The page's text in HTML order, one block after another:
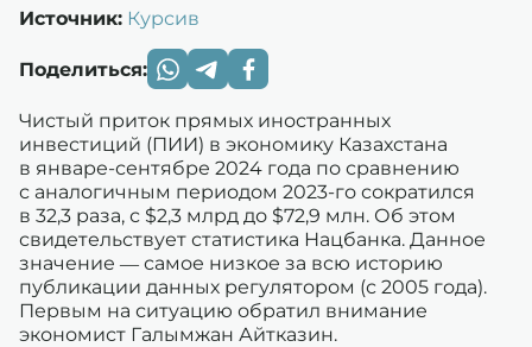
Источник: Курсив
Поделиться:
Чистый приток прямых иностранных
инвестиций (ПИИ) в экономику Казахстана
в январе-сентябре 2024 года по сравнению
с аналогичным периодом 2023-го сократился
в 32,3 раза, с $2,3 млрд до $72,9 млн. Об этом
свидетельствует статистика Нацбанка. Данное
значение — самое низкое за всю историю
публикации данных регулятором (с 2005 года).
Первым на ситуацию обратил внимание
экономист Галымжан Айтказин.